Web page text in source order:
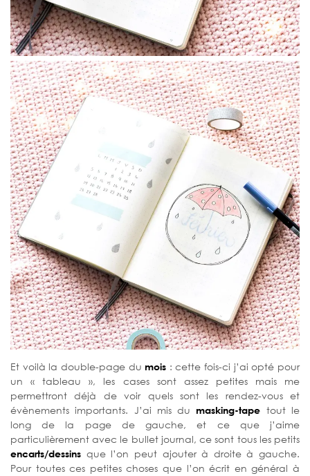
Et voilà la double-page du mois : cette fois-ci j’ai opté pour
un « tableau », les cases sont assez petites mais me
permettront déjà de voir quels sont les rendez-vous et
évènements importants. J’ai mis du masking-tape tout le
long de la page de gauche, et ce que j’aime
particulièrement avec le bullet journal, ce sont tous les petits
encarts/dessins que l’on peut ajouter à droite à gauche.
Pour toutes ces petites choses que l’on écrit en général à